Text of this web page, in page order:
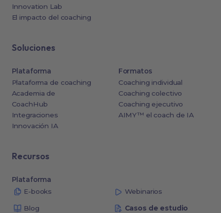
Innovation Lab
El impacto del coaching
Soluciones
Plataforma
Plataforma de coaching
Academia de
CoachHub
Integraciones
Innovación IA
Formatos
Coaching individual
Coaching colectivo
Coaching ejecutivo
AIMY™ el coach de IA
Recursos
Plataforma
E-books
Webinarios
Blog Casos de estudio